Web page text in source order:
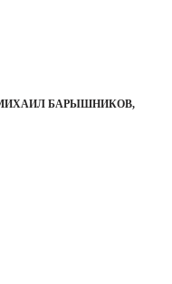
МИХАИЛ БАРЫШНИКОВ,